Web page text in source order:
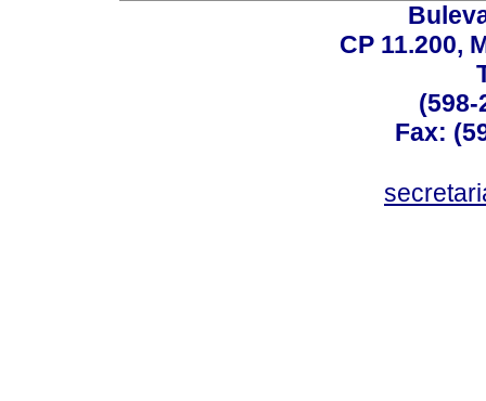
CP 11.200,
(598-
Fax: